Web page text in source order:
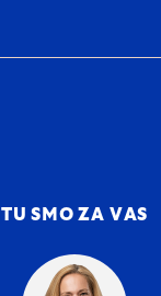
TU SMO ZA VAS